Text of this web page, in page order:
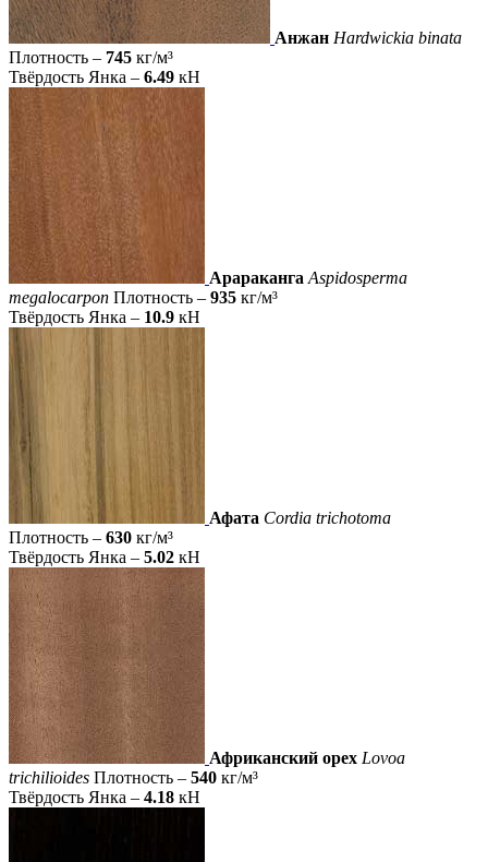
Анжан Hardwickia binata
Плотность – 745 кг/м³
Твёрдость Янка – 6.49 кН
Арараканга Aspidosperma
megalocarpon Плотность – 935 кг/м³
Твёрдость Янка – 10.9 кН
Афата Cordia trichotoma
Плотность – 630 кг/м³
Твёрдость Янка – 5.02 кН
Африканский орех Lovoa
trichilioides Плотность – 540 кг/м³
Твёрдость Янка – 4.18 кН